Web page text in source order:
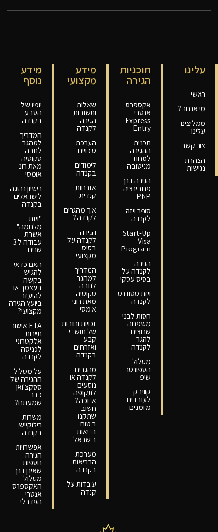
עלינו
ראשי
מי אנחנו?
ממליצים
עלינו
צור קשר
הצהרת
נגישות
תוכניות
הגירה
אקספרס
אנטרי-
Express
Entry
תכנית
ההגירה
למחוז
מניטובה
הגירה דרך
פרובינציה
PNP
סופר ויזה
לקנדה
Start-Up
Visa
Program
הגירה
לקנדה על
בסיס עסקי
ויזת סטודנט
לקנדה
חסות לבני
משפחה
שרוצים
להגר
לקנדה
מסלול
הספונסר
שיפ
קוויבק
לעובדים
מיומנים
מידע
מקצועי
שאלות
ותשובות –
הגירה
לקנדה
הערכת
סיכויים
לימודים
בקנדה
אזרחות
קנדית
איך מהגרים
לקנדה?
הגירה
לקנדה על
בסיס
מקצועי
המדריך
למהגר
לנובה
סקוטיה-
מאת רוני
אומסי
זכויות וחובות
של תושבי
קבע
ואזרחים
בקנדה
מהגרים
לקנדה או
נוסעים
לתקופה
ארוכה?
חשוב
שתקנו
ביטוח
בריאות
בישראל
מערכת
הבריאות
בקנדה
עובדות על
קנדה
מידע
נוסף
יופיו של
הטבע
בקנדה
המדריך
למהגר
לנובה
סקוטיה-
מאת רוני
אומסי
רישיון נהיגה
לישראלים
בקנדה
"ויזת
מלחמה"-
אשרת
עבודה ל 3
שנים
האם כדאי
להגיש
בקשה
בעצמך או
להיעזר
ביועץ הגירה
מקצועי?
ETA אישור
תיירות
אלקטרוני
לכניסה
לקנדה
על מסלול
ההגירה של
ססקצ'ואן
כבר
שמעתם?
משרות
רילוקיישן
בקנדה
אפשרויות
הגירה
נוספות
שאינן דרך
מסלול
האקספרס
אנטרי
הפדרלי